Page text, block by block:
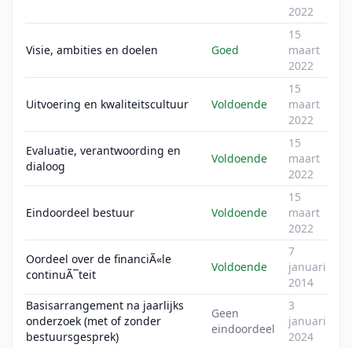
2022
Visie, ambities en doelen Goed
15
maart
2022
Uitvoering en kwaliteitscultuur Voldoende
15
maart
2022
Evaluatie, verantwoording en
dialoog
Voldoende
15
maart
2022
Eindoordeel bestuur Voldoende
15
maart
2022
Oordeel over de financiÃ«le
continuÃ¯teit
Voldoende
7
januari
2014
Basisarrangement na jaarlijks
onderzoek (met of zonder
bestuursgesprek)
Geen
eindoordeel
3
januari
2024